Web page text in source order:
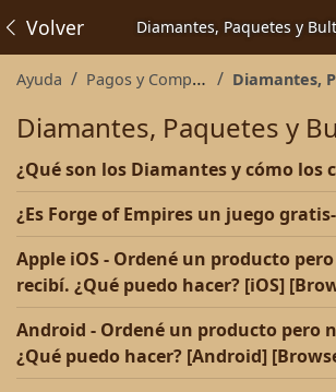
Diamantes, Paquetes y
Volver
Ayuda Pagos y Compras Diamantes,
Diamantes, Paquetes y
¿Qué son los Diamantes y cómo los
¿Es Forge of Empires un juego
Apple iOS - Ordené un producto
recibí. ¿Qué puedo hacer? [iOS]
Android - Ordené un producto pero
¿Qué puedo hacer? [Android]